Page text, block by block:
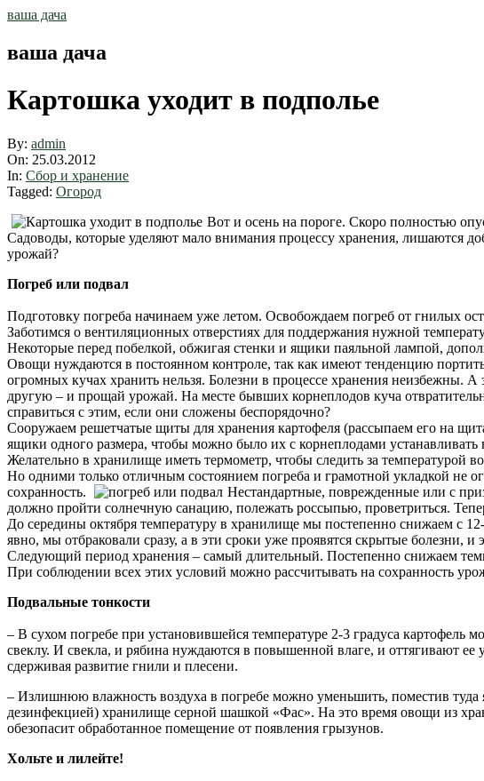
Skip
ваша дача
ваша дача
Картошка уходит в подполье
By: admin
On: 25.03.2012
In: Сбор и хранение
Tagged: Огород
Вот и осень на пороге. Скоро полностью
Садоводы, которые уделяют мало внимания процессу хранения, лишаются
урожай?
Погреб или подвал
Подготовку погреба начинаем уже летом. Освобождаем погреб от гнилых
Заботимся о вентиляционных отверстиях для поддержания нужной
Некоторые перед побелкой, обжигая стенки и ящики паяльной лампой,
Овощи нуждаются в постоянном контроле, так как имеют тенденцию
огромных кучах хранить нельзя. Болезни в процессе хранения неизбежны.
другую – и прощай урожай. На месте бывших корнеплодов куча
справиться с этим, если они сложены беспорядочно?
Сооружаем решетчатые щиты для хранения картофеля (рассыпаем его на
ящики одного размера, чтобы можно было их с корнеплодами устанавливать
Желательно в хранилище иметь термометр, чтобы следить за температурой
Но одними только отличным состоянием погреба и грамотной укладкой не
сохранность.
Нестандартные, поврежденные или с
должно пройти солнечную санацию, полежать россыпью, проветриться.
До середины октября температуру в хранилище мы постепенно снижаем с
явно, мы отбраковали сразу, а в эти сроки уже проявятся скрытые болезни, и
Следующий период хранения – самый длительный. Постепенно снижаем
При соблюдении всех этих условий можно рассчитывать на сохранность
Подвальные тонкости
– В сухом погребе при установившейся температуре 2-3 градуса
свеклу. И свекла, и рябина нуждаются в повышенной влаге, и оттягивают
сдерживая развитие гнили и плесени.
– Излишнюю влажность воздуха в погребе можно уменьшить, поместив
дезинфекцией) хранилище серной шашкой «Фас». На это время овощи из
обезопасит обработанное помещение от появления грызунов.
Хольте и лилейте!